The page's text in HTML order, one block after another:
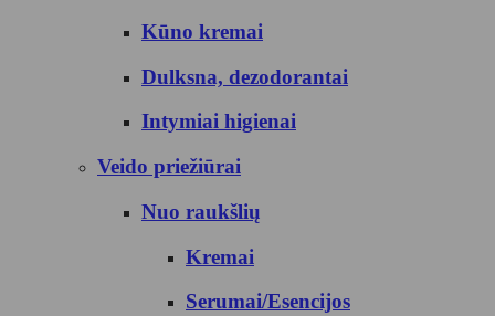
Kūno kremai
Dulksna, dezodorantai
Intymiai higienai
Veido priežiūrai
Nuo raukšlių
Kremai
Serumai/Esencijos